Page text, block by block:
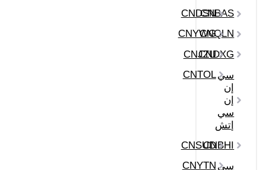
CNBAS
CNDSN
CNQLN
CNYWG
CNDXG
CNJZU
سي
إن
إن
سي
إتش
CNTOL
CNBHI
CNSUD
سي CNYTN